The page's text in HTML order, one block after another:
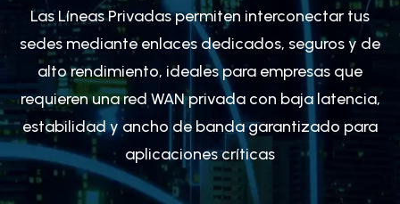
Las Líneas Privadas permiten interconectar tus
sedes mediante enlaces dedicados, seguros y de
alto rendimiento, ideales para empresas que
requieren una red WAN privada con baja latencia,
estabilidad y ancho de banda garantizado para
aplicaciones críticas